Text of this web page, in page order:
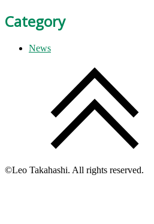
Category
News
©Leo Takahashi. All rights reserved.